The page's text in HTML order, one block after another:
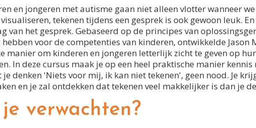
en jongeren met autisme gaan niet alleen vlotter wanneer
tekenen tijdens een gesprek is ook gewoon leuk.
van het gesprek. Gebaseerd op de principes van
hebben voor de competenties van kinderen, ontwikkelde Jason
manier om kinderen en jongeren letterlijk zicht te geven op
In deze cursus maak je op een heel praktische manier
denken 'Niets voor mij, ik kan niet tekenen', geen nood. Je
en je zal ontdekken dat tekenen veel makkelijker is dan je
verwachten?